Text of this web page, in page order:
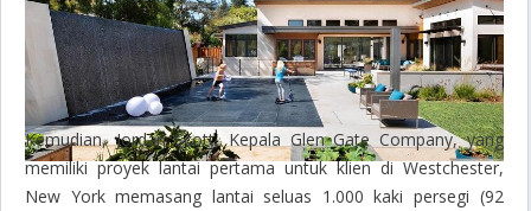
Kemudian, Jordan Scott, Kepala Glen Gate Company, yang
memiliki proyek lantai pertama untuk klien di Westchester,
New York memasang lantai seluas 1.000 kaki persegi (92